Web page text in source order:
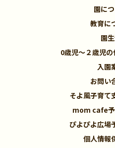
園に
教育に
園
0歳児～２歳児
入園
お問い
そよ風子育て
mom cafe予
ぴよぴよ広場
個人情報